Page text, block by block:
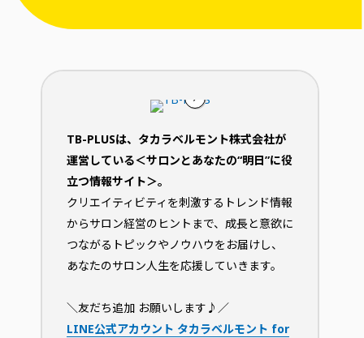
TB-PLUSは、タカラベルモント株式会社が
運営している＜サロンとあなたの“明日”に役
立つ情報サイト＞。
クリエイティビティを刺激するトレンド情報
からサロン経営のヒントまで、成長と意欲に
つながるトピックやノウハウをお届けし、
あなたのサロン人生を応援していきます。
＼友だち追加 お願いします♪／
LINE公式アカウント タカラベルモント for